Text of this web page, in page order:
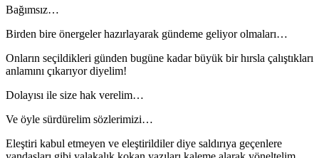
Bağımsız…
Birden bire önergeler hazırlayarak gündeme geliyor olmaları…
Onların seçildikleri günden bugüne kadar büyük bir hırsla çalıştıkları
anlamını çıkarıyor diyelim!
Dolayısı ile size hak verelim…
Ve öyle sürdürelim sözlerimizi…
Eleştiri kabul etmeyen ve eleştirildiler diye saldırıya geçenlere